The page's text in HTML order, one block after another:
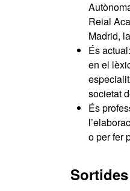
Reial
Madrid,
És
en el
societat
És
o per fer